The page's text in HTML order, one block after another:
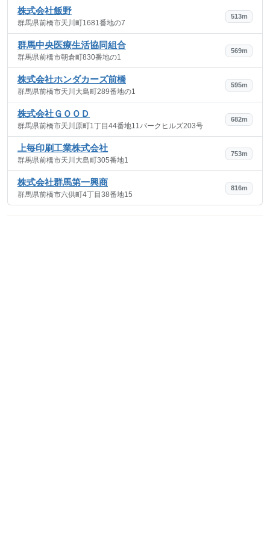
株式会社飯野
群馬県前橋市天川町1681番地の7
513m
群馬中央医療生活協同組合
群馬県前橋市朝倉町830番地の1
569m
株式会社ホンダカーズ前橋
群馬県前橋市天川大島町289番地の1
595m
株式会社ＧＯＯＤ
群馬県前橋市天川原町1丁目44番地11パークヒルズ203号
682m
上毎印刷工業株式会社
群馬県前橋市天川大島町305番地1
753m
株式会社群馬第一興商
群馬県前橋市六供町4丁目38番地15
816m